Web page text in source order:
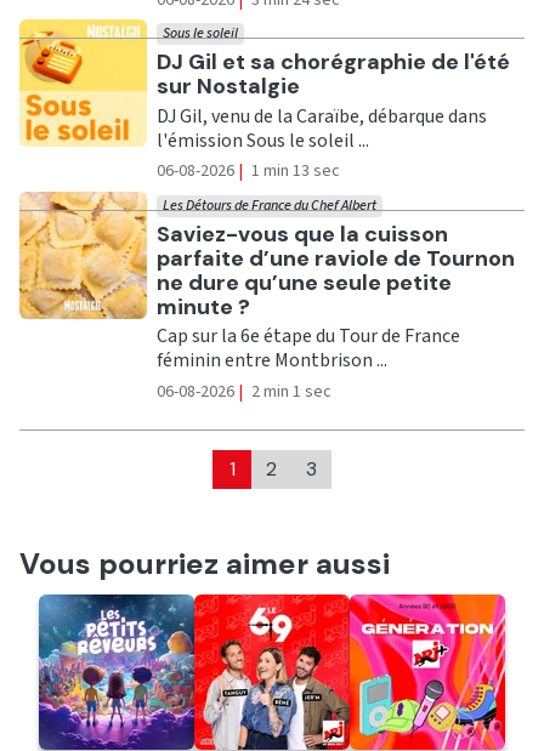
Ecouter
DJ Gil et sa chorégraphie de l'été
sur Nostalgie
Sous le soleil
DJ Gil, venu de la Caraïbe, débarque dans
l'émission Sous le soleil ...
06-08-2026 | 1 min 13 sec
Ecouter
Saviez-vous que la cuisson
parfaite d’une raviole de Tournon
ne dure qu’une seule petite
minute ?
Les Détours de France du Chef Albert
Cap sur la 6e étape du Tour de France
féminin entre Montbrison ...
06-08-2026 | 2 min 1 sec
1 2 3
Vous pourriez aimer aussi